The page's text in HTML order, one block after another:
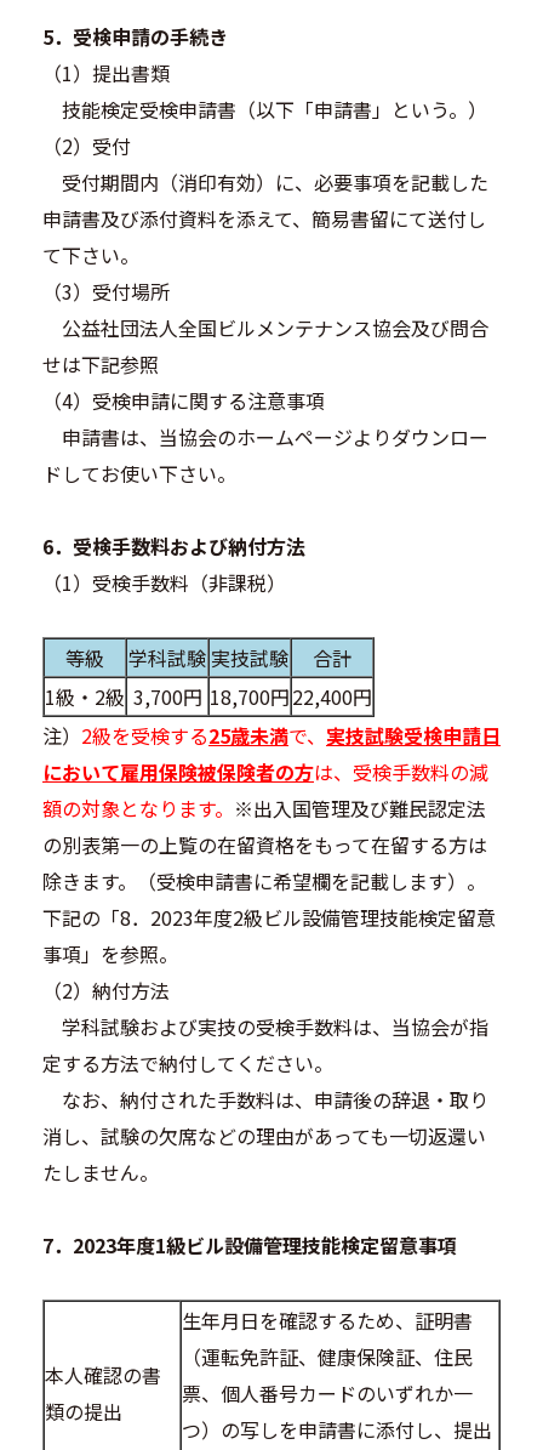
5．受検申請の手続き
（1）提出書類
技能検定受検申請書（以下「申請書」という。）
（2）受付
受付期間内（消印有効）に、必要事項を記載した
申請書及び添付資料を添えて、簡易書留にて送付し
て下さい。
（3）受付場所
公益社団法人全国ビルメンテナンス協会及び問合
せは下記参照
（4）受検申請に関する注意事項
申請書は、当協会のホームページよりダウンロー
ドしてお使い下さい。
6．受検手数料および納付方法
（1）受検手数料（非課税）
等級 学科試験 実技試験
合計
1級・2級 3,700円 18,700円22,400円
注） 2級を受検する25歳未満で、 実技試験受検申請日
において雇用保険被保険者の方は、受検手数料の減
額の対象となります。 ※出入国管理及び難民認定法
の別表第一の上覧の在留資格をもって在留する方は
除きます。（受検申請書に希望欄を記載します）。
下記の「8．2023年度2級ビル設備管理技能検定留意
事項」を参照。
（2）納付方法
学科試験および実技の受検手数料は、当協会が指
定する方法で納付してください。
なお、納付された手数料は、申請後の辞退・取り
消し、試験の欠席などの理由があっても一切返還い
たしません。
7．2023年度1級ビル設備管理技能検定留意事項
本人確認の書
類の提出
生年月日を確認するため、証明書
（運転免許証、健康保険証、住民
票、個人番号カードのいずれか一
つ）の写しを申請書に添付し、提出